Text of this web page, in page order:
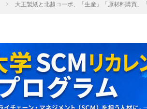
大王製紙と北越コーポ、「生産」「原材料購買」